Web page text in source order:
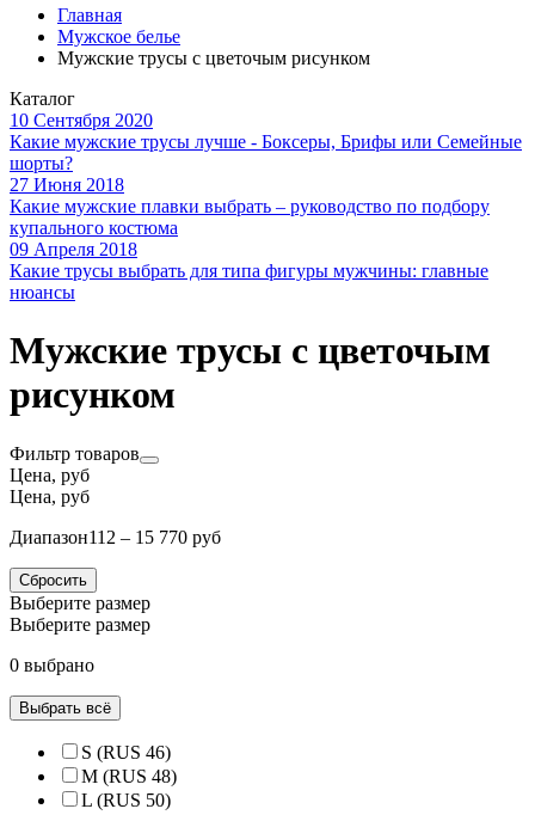
Главная
Мужское белье
Мужские трусы с цветочым рисунком
Каталог
10 Сентября 2020
Какие мужские трусы лучше - Боксеры, Брифы или Семейные
шорты?
27 Июня 2018
Какие мужские плавки выбрать – руководство по подбору
купального костюма
09 Апреля 2018
Какие трусы выбрать для типа фигуры мужчины: главные
нюансы
Мужские трусы с цветочым
рисунком
Фильтр товаров
Цена, руб
Цена, руб
Диапазон112 – 15 770 руб
Сбросить
Выберите размер
Выберите размер
0 выбрано
Выбрать всё
S (RUS 46)
M (RUS 48)
L (RUS 50)